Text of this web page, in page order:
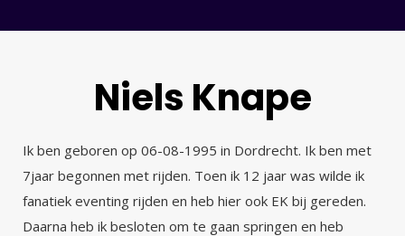
Niels Knape
Ik ben geboren op 06-08-1995 in Dordrecht. Ik ben met
7jaar begonnen met rijden. Toen ik 12 jaar was wilde ik
fanatiek eventing rijden en heb hier ook EK bij gereden.
Daarna heb ik besloten om te gaan springen en heb